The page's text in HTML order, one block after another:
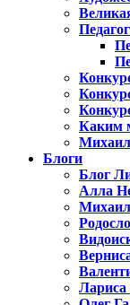
Каким
Блоги
Блог
Алла
Михаил
Лариса